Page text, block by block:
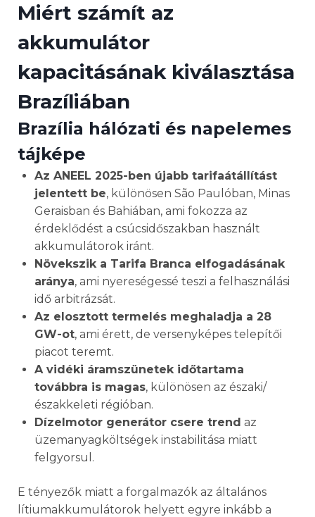
Miért számít az
akkumulátor
kapacitásának kiválasztása
Brazíliában
Brazília hálózati és napelemes
tájképe
Az ANEEL 2025-ben újabb tarifaátállítást
jelentett be, különösen São Paulóban, Minas
Geraisban és Bahiában, ami fokozza az
érdeklődést a csúcsidőszakban használt
akkumulátorok iránt.
Növekszik a Tarifa Branca elfogadásának
aránya, ami nyereségessé teszi a felhasználási
idő arbitrázsát.
Az elosztott termelés meghaladja a 28
GW-ot, ami érett, de versenyképes telepítői
piacot teremt.
A vidéki áramszünetek időtartama
továbbra is magas, különösen az északi/
északkeleti régióban.
Dízelmotor generátor csere trend az
üzemanyagköltségek instabilitása miatt
felgyorsul.
E tényezők miatt a forgalmazók az általános
lítiumakkumulátorok helyett egyre inkább a